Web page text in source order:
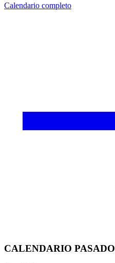
Calendario completo
CALENDARIO PASADO